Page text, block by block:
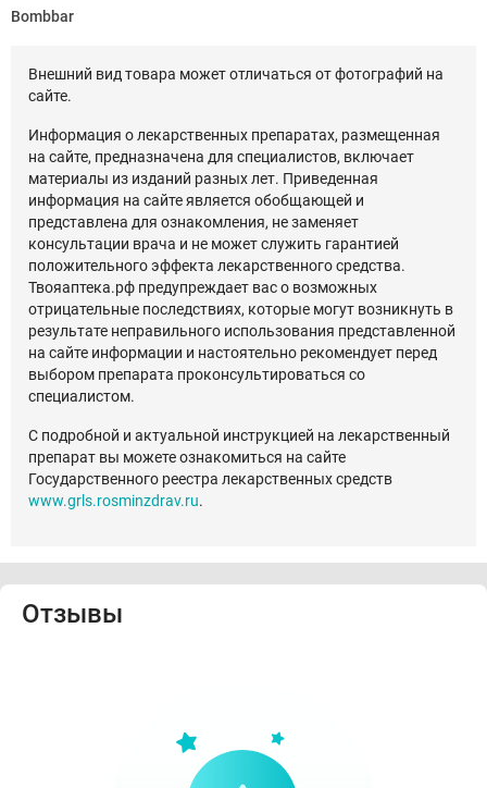
Bombbar
Внешний вид товара может отличаться от фотографий на
сайте.
Информация о лекарственных препаратах, размещенная
на сайте, предназначена для специалистов, включает
материалы из изданий разных лет. Приведенная
информация на сайте является обобщающей и
представлена для ознакомления, не заменяет
консультации врача и не может служить гарантией
положительного эффекта лекарственного средства.
Твояаптека.рф предупреждает вас о возможных
отрицательные последствиях, которые могут возникнуть в
результате неправильного использования представленной
на сайте информации и настоятельно рекомендует перед
выбором препарата проконсультироваться со
специалистом.
С подробной и актуальной инструкцией на лекарственный
препарат вы можете ознакомиться на сайте
Государственного реестра лекарственных средств
www.grls.rosminzdrav.ru.
Отзывы